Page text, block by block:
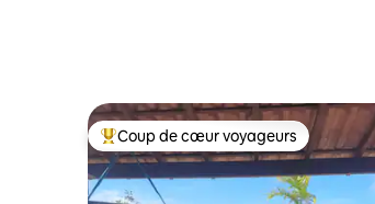
Coups de cœur voyageurs les plus
Coup de cœur voyageurs